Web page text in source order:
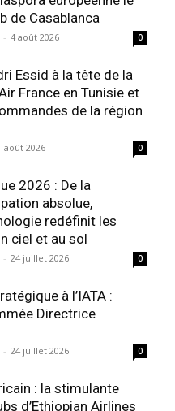
de Casablanca
- 4 août 2026 0
Essid à la tête de la
France en Tunisie et
de la région
août 2026 0
2026 : De la
absolue,
redéfinit les
ciel et au sol
- 24 juillet 2026 0
à l’IATA :
Directrice
- 24 juillet 2026 0
: la stimulante
d’Ethiopian Airlines